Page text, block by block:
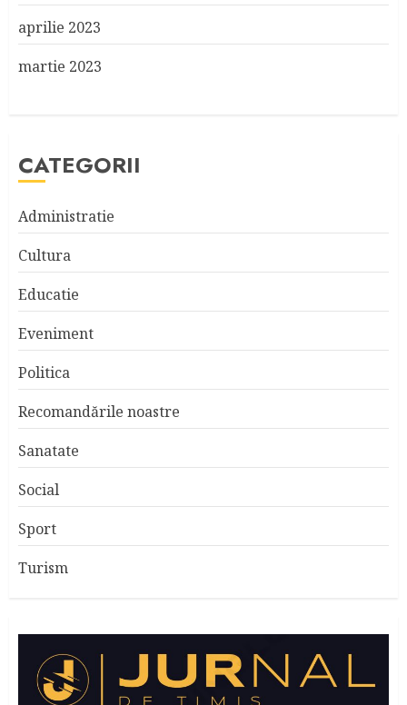
aprilie 2023
martie 2023
CATEGORII
Administratie
Cultura
Educatie
Eveniment
Politica
Recomandările noastre
Sanatate
Social
Sport
Turism